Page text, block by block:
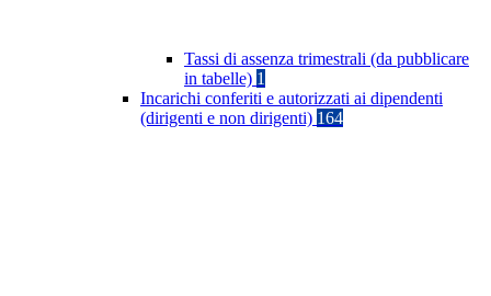
Tassi di assenza trimestrali (da pubblicare
in tabelle) 1
Incarichi conferiti e autorizzati ai dipendenti
(dirigenti e non dirigenti) 164